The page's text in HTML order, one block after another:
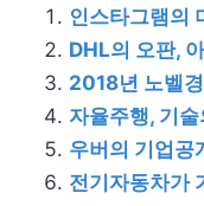
인스타그램의
DHL의 오판,
2018년 노벨
자율주행, 기
우버의 기업공
전기자동차가